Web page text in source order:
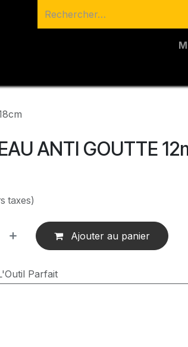
ANTI GOUTTE
taxes)
Ajouter au panier
Parfait